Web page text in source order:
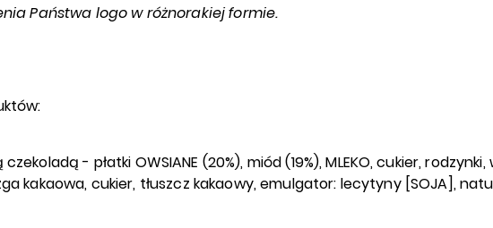
Państwa logo w różnorakiej formie.
- płatki OWSIANE (20%), miód (19%), MLEKO, cukier,
kakaowa, cukier, tłuszcz kakaowy, emulgator: lecytyny [SOJA],